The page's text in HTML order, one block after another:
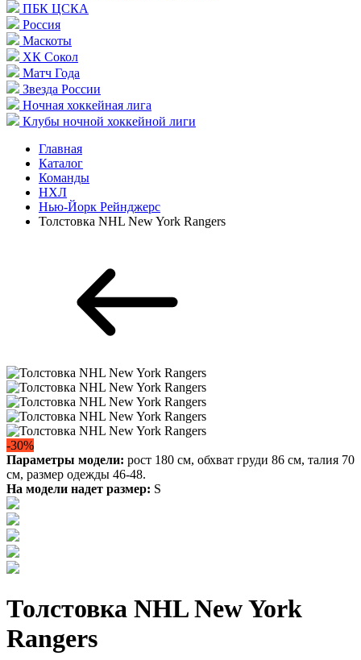
ПБК ЦСКА
Россия
Маскоты
ХК Сокол
Матч Года
Звезда России
Ночная хоккейная лига
Клубы ночной хоккейной лиги
Главная
Каталог
Команды
НХЛ
Нью-Йорк Рейнджерс
Толстовка NHL New York Rangers
-30%
Параметры модели: рост 180 см, обхват груди 86 см, талия 70
см, размер одежды 46-48.
На модели надет размер: S
Толстовка NHL New York
Rangers